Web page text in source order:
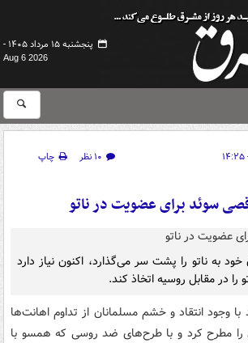
پنجشنبه ۱۵ مرداد ۱۴۰۵ -
Aug 6 2026
۱۰ نظر
چاپ
سوئد برای عضویت در ناتو
به ناتو را پشت سر می‌گذارد، اکنون نیاز دارد
را در مقابل روسیه اتخاذ کند.
با وجود انتقاد و خشم مسلمانان از تداوم اهانت‌ها
را مطرح کرد و با طرح‌های ضد روسی که همسو با